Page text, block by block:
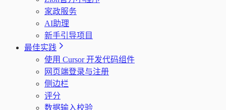
家政服务
AI助理
新手引导项目
最佳实践
使用 Cursor 开发代码组件
网页端登录与注册
侧边栏
评分
数据输入校验